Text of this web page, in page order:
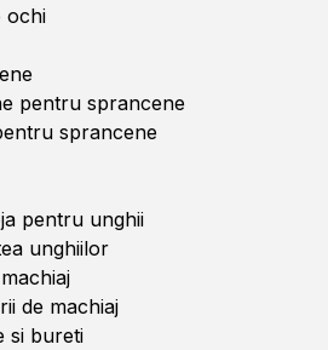
ochi
pentru sprancene
sprancene
pentru unghii
unghiilor
de machiaj
si bureti